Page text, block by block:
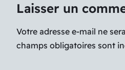
Laisser un
Votre adresse e-mail ne
champs obligatoires sont